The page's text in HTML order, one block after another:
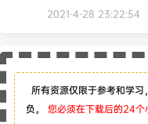
2021-4-28 23:22:54
所有资源仅限于参考和学习
负。
您必须在下载后的24个